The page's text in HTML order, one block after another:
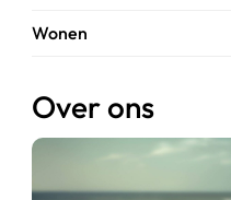
Wonen
Over ons